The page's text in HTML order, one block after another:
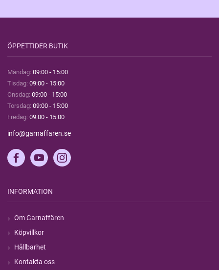
ÖPPETTIDER BUTIK
Måndag: 09:00 - 15:00
Tisdag: 09:00 - 15:00
Onsdag: 09:00 - 15:00
Torsdag: 09:00 - 15:00
Fredag: 09:00 - 15:00
info@garnaffaren.se
INFORMATION
Om Garnaffären
Köpvillkor
Hållbarhet
Kontakta oss